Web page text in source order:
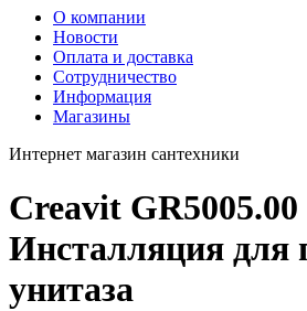
О компании
Новости
Оплата и доставка
Сотрудничество
Информация
Магазины
Интернет магазин сантехники
Creavit GR5005.00
Инсталляция для
унитаза